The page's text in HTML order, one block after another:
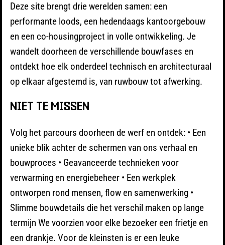
Deze site brengt drie werelden samen: een
performante loods, een hedendaags kantoorgebouw
en een co-housingproject in volle ontwikkeling. Je
wandelt doorheen de verschillende bouwfases en
ontdekt hoe elk onderdeel technisch en architecturaal
op elkaar afgestemd is, van ruwbouw tot afwerking.
NIET TE MISSEN
Volg het parcours doorheen de werf en ontdek: • Een
unieke blik achter de schermen van ons verhaal en
bouwproces • Geavanceerde technieken voor
verwarming en energiebeheer • Een werkplek
ontworpen rond mensen, flow en samenwerking •
Slimme bouwdetails die het verschil maken op lange
termijn We voorzien voor elke bezoeker een frietje en
een drankje. Voor de kleinsten is er een leuke